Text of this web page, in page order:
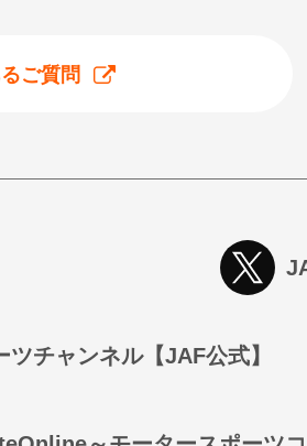
ご質問
ツチャンネル【JAF公式】